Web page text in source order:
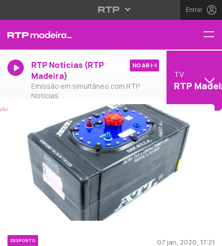
Entrar
RTP Notícias (RTP
Madeira)
Emissão em simultâneo com RTP
Notícias
NO AR
TV
RTP
DESPORTO 07 jan, 2020, 17:21